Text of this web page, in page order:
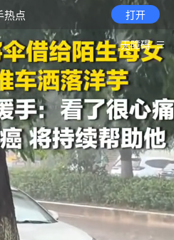
热点 打开
无障碍